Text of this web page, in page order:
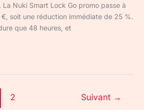
Nuki Smart Lock Go promo passe à
soit une réduction immédiate de 25 %.
que 48 heures, et
2 Suivant →